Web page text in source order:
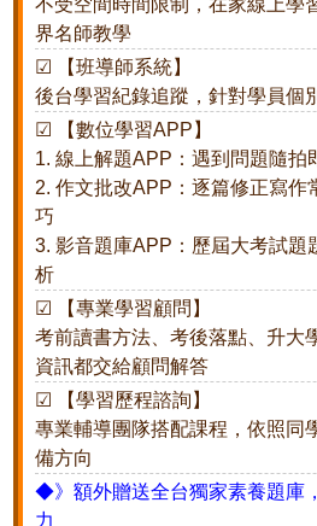
不受空間時間限制，在家線上學
界名師教學
☑ 【班導師系統】
後台學習紀錄追蹤，針對學員個
☑ 【數位學習APP】
1. 線上解題APP：遇到問題隨拍
2. 作文批改APP：逐篇修正寫作
巧
3. 影音題庫APP：歷屆大考試題
析
☑ 【專業學習顧問】
考前讀書方法、考後落點、升大
資訊都交給顧問解答
☑ 【學習歷程諮詢】
專業輔導團隊搭配課程，依照同
備方向
◆》額外贈送全台獨家素養題庫
力